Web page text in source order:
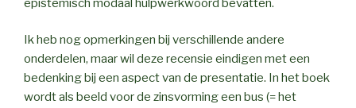
epistemisch modaal hulpwerkwoord bevatten.
Ik heb nog opmerkingen bij verschillende andere
onderdelen, maar wil deze recensie eindigen met een
bedenking bij een aspect van de presentatie. In het boek
wordt als beeld voor de zinsvorming een bus (= het